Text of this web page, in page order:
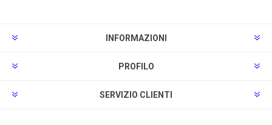
INFORMAZIONI
PROFILO
SERVIZIO CLIENTI